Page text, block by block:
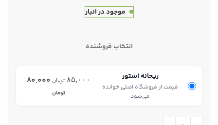
موجود در انبار
انتخاب فروشنده
ریحانه استور
قیمت از فروشگاه اصلی خوانده
می‌شود
۸۵,۰۰۰ تومان ۸۰,۰۰۰
تومان